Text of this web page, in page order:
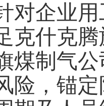
对企业
克什克
煤制气
险，锚